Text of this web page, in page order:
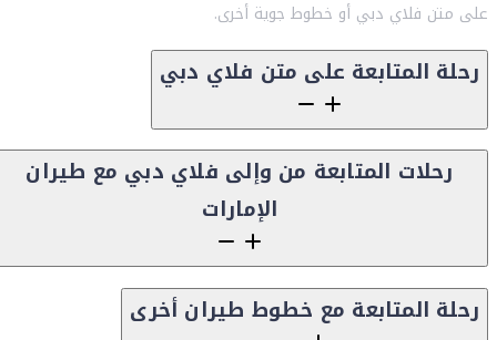
على متن فلاي دبي أو خطوط جوية أخرى.
رحلة المتابعة على متن فلاي دبي
رحلات المتابعة من وإلى فلاي دبي مع طيران
الإمارات
رحلة المتابعة مع خطوط طيران أخرى